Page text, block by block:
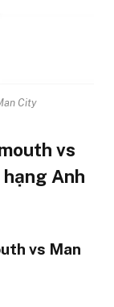
City
vs
Anh
vs Man